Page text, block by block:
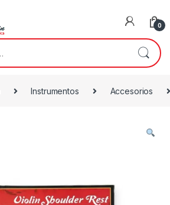
0
Instrumentos Accesorios